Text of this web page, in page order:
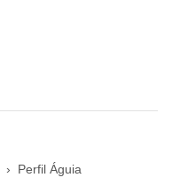
Perfil Águia